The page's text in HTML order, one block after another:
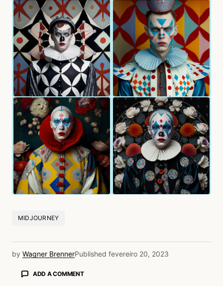
MIDJOURNEY
by Wagner BrennerPublished fevereiro 20, 2023
ADD A COMMENT